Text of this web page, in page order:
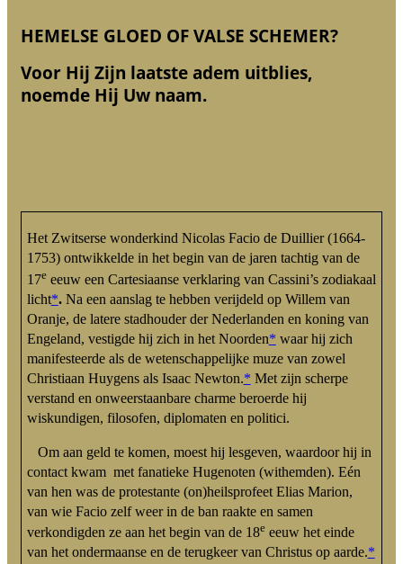
HEMELSE GLOED OF VALSE SCHEMER?
Voor Hij Zijn laatste adem uitblies,
noemde Hij Uw naam.
Het Zwitserse wonderkind Nicolas Facio de Duillier (1664-
1753) ontwikkelde in het begin van de jaren tachtig van de
17eeeuw een Cartesiaanse verklaring van Cassini’s zodiakaal
licht*.Na een aanslag te hebben verijdeld op Willem van
Oranje, de latere stadhouder der Nederlanden en koning van
Engeland, vestigde hij zich in het Noorden* waar hij zich
manifesteerde als de wetenschappelijke muze van zowel
Christiaan Huygens als Isaac Newton.* Met zijn scherpe
verstand en onweerstaanbare charme beroerde hij
wiskundigen, filosofen, diplomaten en politici.
Om aan geld te komen, moest hij lesgeven, waardoor hij in
contact kwam met fanatieke Hugenoten (withemden). Eén
van hen was de protestante (on)heilsprofeet Elias Marion,
van wie Facio zelf weer in de ban raakte en samen
verkondigden ze aan het begin van de 18eeeuw het einde
van het ondermaanse en de terugkeer van Christus op aarde.*